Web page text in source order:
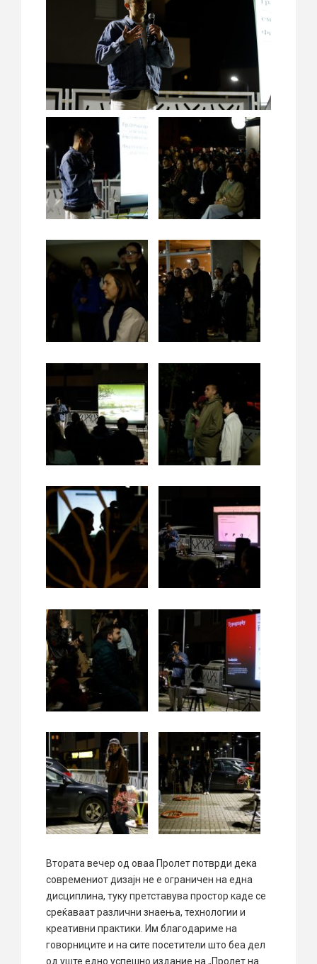
Втората вечер од оваа Пролет потврди дека
современиот дизајн не е ограничен на една
дисциплина, туку претставува простор каде се
среќаваат различни знаења, технологии и
креативни практики. Им благодариме на
говорниците и на сите посетители што беа дел
од уште едно успешно издание на „Пролет на